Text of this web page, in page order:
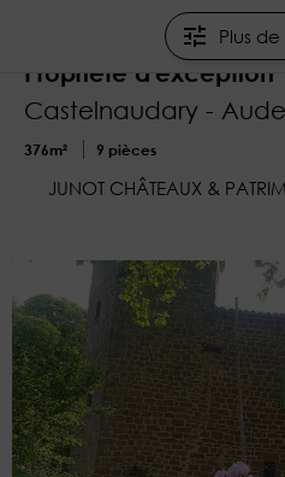
Plus
Maison de Maître -
Propriété d'exception
Castelnaudary - Aude
376m² 9 pièces
JUNOT CHÂTEAUX &